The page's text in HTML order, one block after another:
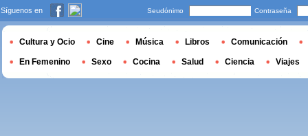
Síguenos en Seudónimo Contraseña
Cultura y Ocio Cine Música Libros Comunicación
En Femenino Sexo Cocina Salud Ciencia Viajes